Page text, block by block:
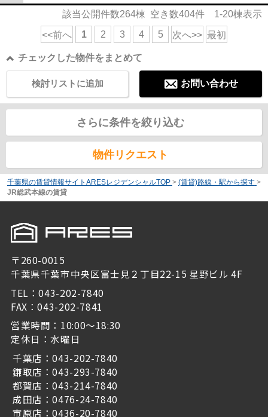
該当公開件数264棟 空き数404件 1-20棟表示
<<前へ 1 2 3 4 5 次へ>> 最初
チェックした物件をまとめて
お問い合わせ
検討リストに追加
さらに条件を絞り込む
物件リクエスト
千葉県の賃貸情報サイトARESレジデンシャルTOP > (賃貸)路線・駅から探す >
JR総武本線の賃貸
〒260-0015
千葉県千葉市中央区富士見２丁目22-15 星野ビル 4F
TEL：043-202-7840
FAX：043-202-7841
営業時間：10:00～18:30
定休日：水曜日
千葉店：043-202-7840
鎌取店：043-293-7840
都賀店：043-214-7840
成田店：0476-24-7840
市原店：0436-20-7840